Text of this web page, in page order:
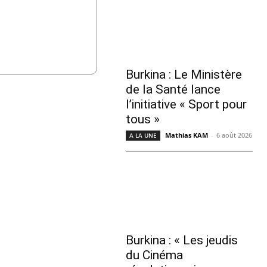
Burkina : Le Ministère
de la Santé lance
l’initiative « Sport pour
tous »
A LA UNE Mathias KAM - 6 août 2026
Burkina : « Les jeudis
du Cinéma